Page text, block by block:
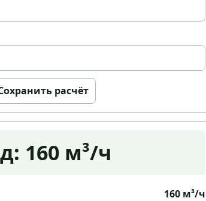
расчёт
160 м³/ч
160 м³/ч